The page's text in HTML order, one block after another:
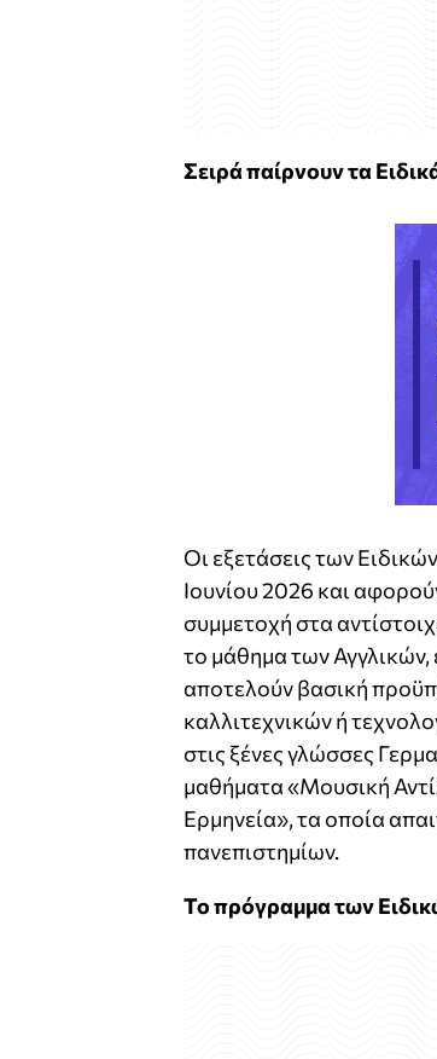
Σειρά παίρνουν τα
Οι εξετάσεις των
Ιουνίου 2026 και
συμμετοχή στα
το μάθημα των
αποτελούν βασική
καλλιτεχνικών ή
στις ξένες γλώσσες
μαθήματα «Μουσική
Ερμηνεία», τα οποία
πανεπιστημίων.
Το πρόγραμμα των